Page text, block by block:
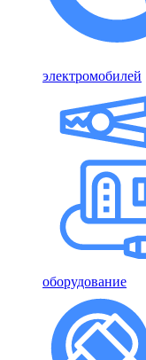
электромобилей
оборудование